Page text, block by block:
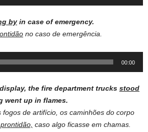
by in case ofemergency.
no caso de emergência.
00:00
the fire department trucks stood
went up in flames.
fogos de artifício, os caminhões do corpo
caso algo ficasse em chamas.